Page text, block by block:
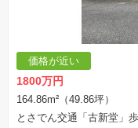
価格が近い
1800万円
164.86m²（49.86坪）
とさでん交通「古新堂」